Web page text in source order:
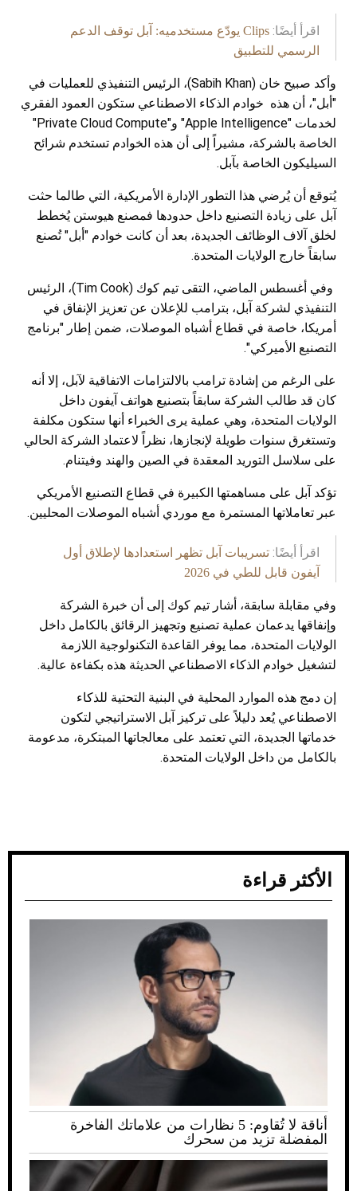
اقرأ أيضًا:
Clips يودّع مستخدميه: آبل توقف الدعم
الرسمي للتطبيق
وأكد صبيح خان (Sabih Khan)، الرئيس التنفيذي للعمليات في
"أبل"، أن هذه خوادم الذكاء الاصطناعي ستكون العمود الفقري
لخدمات "Apple Intelligence" و"Private Cloud Compute"
الخاصة بالشركة، مشيراً إلى أن هذه الخوادم تستخدم شرائح
السيليكون الخاصة بآبل.
يُتوقع أن يُرضي هذا التطور الإدارة الأمريكية، التي طالما حثت
آبل على زيادة التصنيع داخل حدودها فمصنع هيوستن يُخطط
لخلق آلاف الوظائف الجديدة، بعد أن كانت خوادم "أبل" تُصنع
سابقاً خارج الولايات المتحدة.
وفي أغسطس الماضي، التقى تيم كوك (Tim Cook)، الرئيس
التنفيذي لشركة آبل، بترامب للإعلان عن تعزيز الإنفاق في
أمريكا، خاصة في قطاع أشباه الموصلات، ضمن إطار "برنامج
التصنيع الأميركي".
على الرغم من إشادة ترامب بالالتزامات الاتفاقية لآبل، إلا أنه
كان قد طالب الشركة سابقاً بتصنيع هواتف آيفون داخل
الولايات المتحدة، وهي عملية يرى الخبراء أنها ستكون مكلفة
وتستغرق سنوات طويلة لإنجازها، نظراً لاعتماد الشركة الحالي
على سلاسل التوريد المعقدة في الصين والهند وفيتنام.
تؤكد آبل على مساهمتها الكبيرة في قطاع التصنيع الأمريكي
عبر تعاملاتها المستمرة مع موردي أشباه الموصلات المحليين.
اقرأ أيضًا: تسريبات آبل تظهر استعدادها لإطلاق أول
آيفون قابل للطي في 2026
وفي مقابلة سابقة، أشار تيم كوك إلى أن خبرة الشركة
وإنفاقها يدعمان عملية تصنيع وتجهيز الرقائق بالكامل داخل
الولايات المتحدة، مما يوفر القاعدة التكنولوجية اللازمة
لتشغيل خوادم الذكاء الاصطناعي الحديثة هذه بكفاءة عالية.
إن دمج هذه الموارد المحلية في البنية التحتية للذكاء
الاصطناعي يُعد دليلاً على تركيز آبل الاستراتيجي لتكون
خدماتها الجديدة، التي تعتمد على معالجاتها المبتكرة، مدعومة
بالكامل من داخل الولايات المتحدة.
الأكثر قراءة
أناقة لا تُقاوم: 5 نظارات من علاماتك الفاخرة
المفضلة تزيد من سحرك